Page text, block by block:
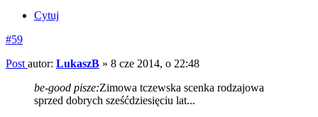
Cytuj
#59
Post autor: LukaszB » 8 cze 2014, o 22:48
be-good pisze:Zimowa tczewska scenka rodzajowa
sprzed dobrych sześćdziesięciu lat...